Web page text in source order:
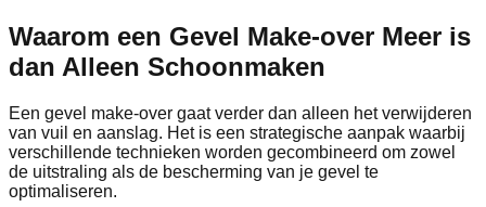
Waarom een Gevel Make-over Meer is
dan Alleen Schoonmaken
Een gevel make-over gaat verder dan alleen het verwijderen
van vuil en aanslag. Het is een strategische aanpak waarbij
verschillende technieken worden gecombineerd om zowel
de uitstraling als de bescherming van je gevel te
optimaliseren.